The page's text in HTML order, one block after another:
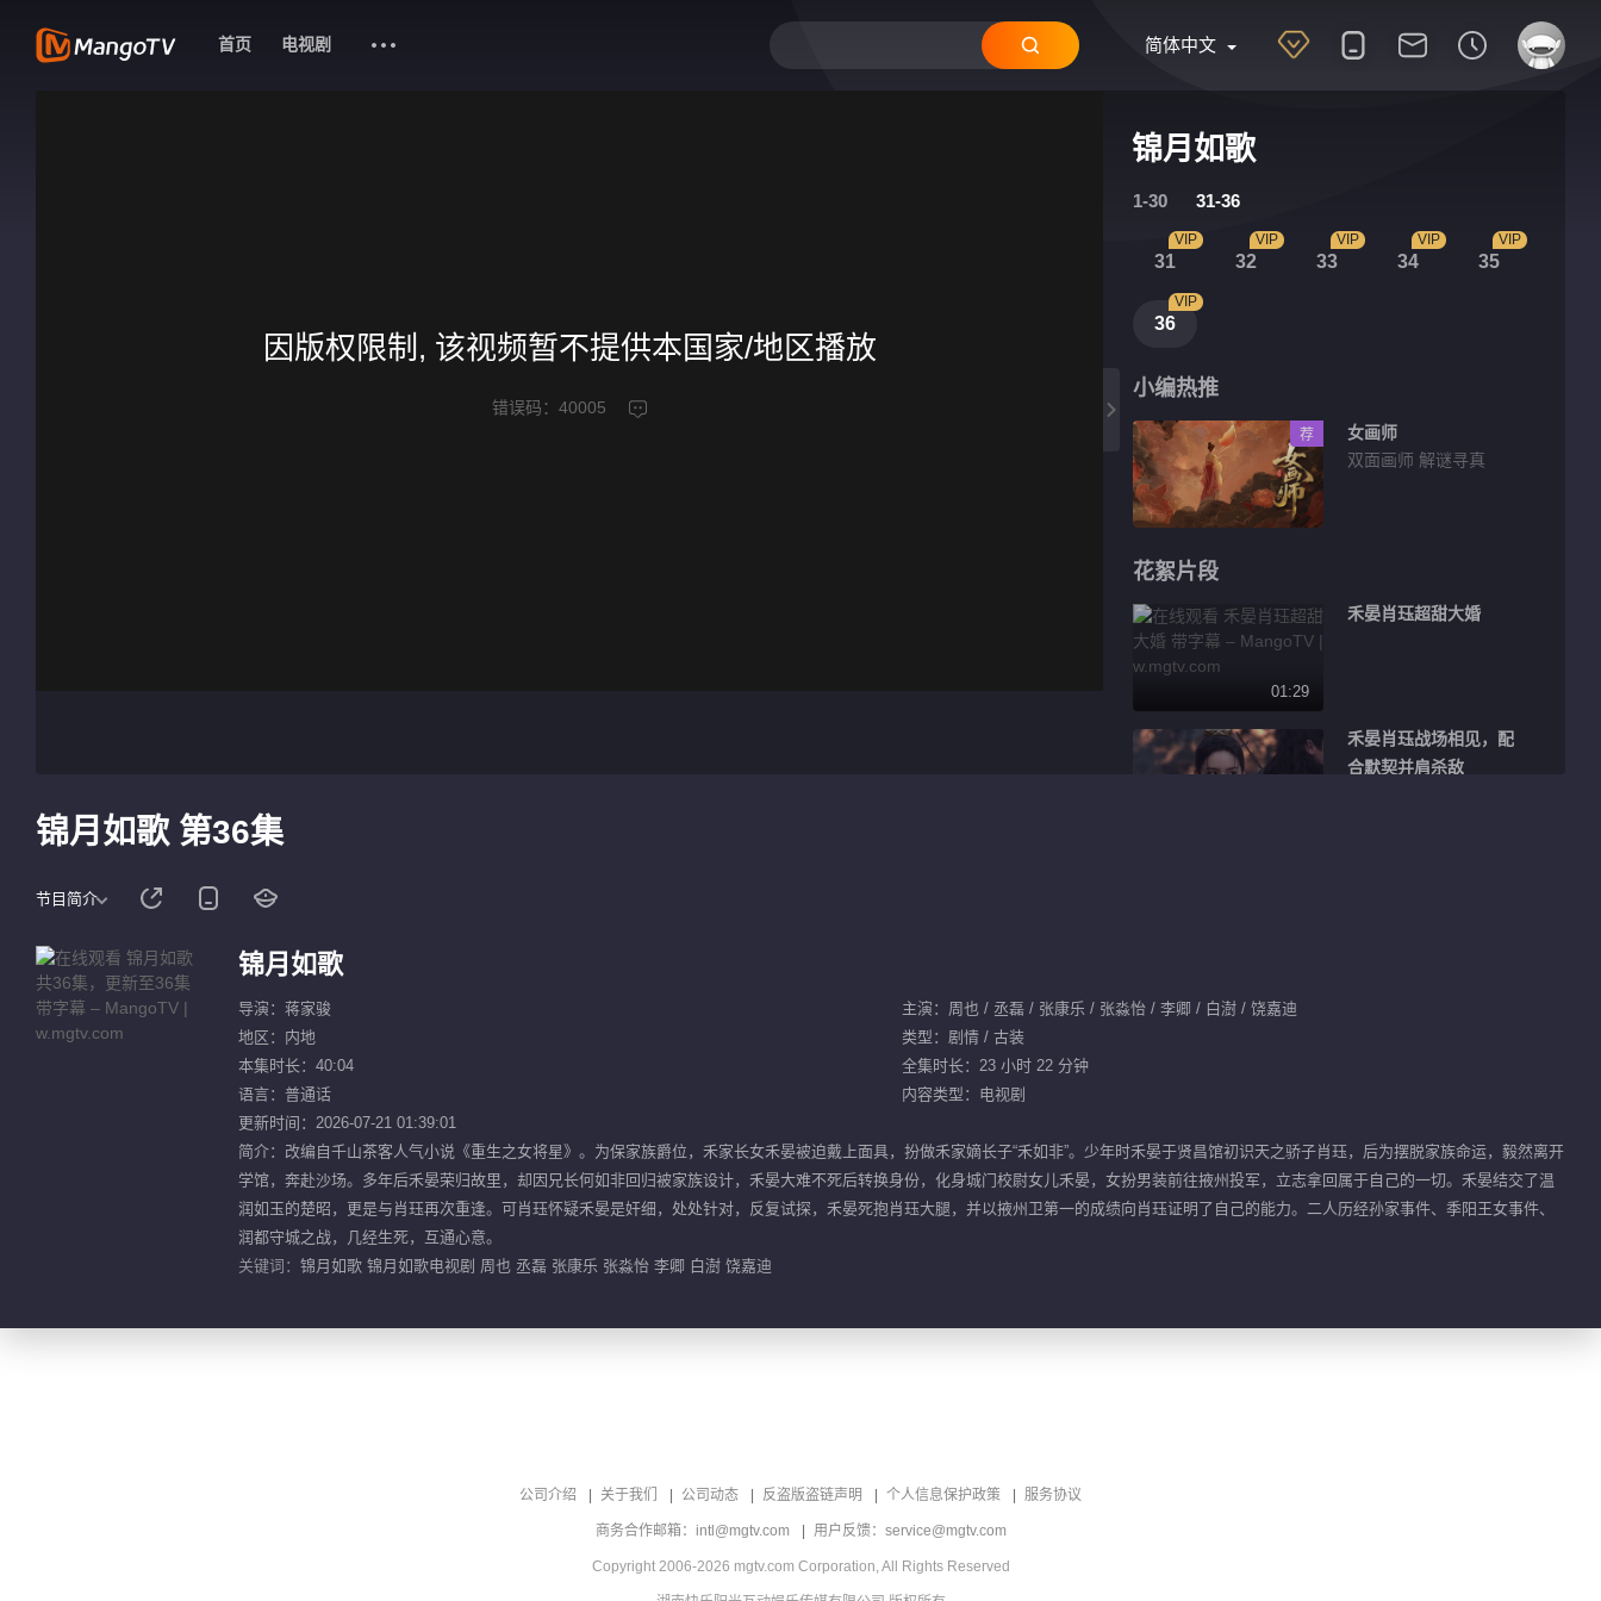
简体中文
首页 电视剧
锦月如歌
1-30 31-36
31
VIP
32
VIP
33
VIP
34
VIP
35
VIP
36
VIP
小编热推
荐
女画师
双面画师 解谜寻真
花絮片段
01:29
禾晏肖珏超甜大婚
禾晏肖珏战场相见，配
合默契并肩杀敌
00:26
赢麻了
因版权限制, 该视频暂不提供本国家/地区播放
错误码： 40005
锦月如歌 第36集
节目简介
锦月如歌
导演：蒋家骏
主演：周也 / 丞磊 / 张康乐 / 张淼怡 / 李卿 / 白澍 / 饶嘉迪
地区：内地
类型：剧情 / 古装
本集时长：40:04
全集时长：23 小时 22 分钟
语言：普通话
内容类型：电视剧
更新时间：2026-07-21 01:39:01
简介：改编自千山茶客人气小说《重生之女将星》。为保家族爵位，禾家长女禾晏被迫戴上面具，扮做禾家嫡长子“禾如非”。少年时禾晏于贤昌馆初识天之骄子肖珏，后为摆脱家族命运，毅然离开
学馆，奔赴沙场。多年后禾晏荣归故里，却因兄长何如非回归被家族设计，禾晏大难不死后转换身份，化身城门校尉女儿禾晏，女扮男装前往掖州投军，立志拿回属于自己的一切。禾晏结交了温
润如玉的楚昭，更是与肖珏再次重逢。可肖珏怀疑禾晏是奸细，处处针对，反复试探，禾晏死抱肖珏大腿，并以掖州卫第一的成绩向肖珏证明了自己的能力。二人历经孙家事件、季阳王女事件、
润都守城之战，几经生死，互通心意。
关键词： 锦月如歌 锦月如歌电视剧 周也 丞磊 张康乐 张淼怡 李卿 白澍 饶嘉迪
公司介绍 关于我们 公司动态 反盗版盗链声明 个人信息保护政策 服务协议
商务合作邮箱：intl@mgtv.com 用户反馈：service@mgtv.com
Copyright 2006-2026 mgtv.com Corporation, All Rights Reserved